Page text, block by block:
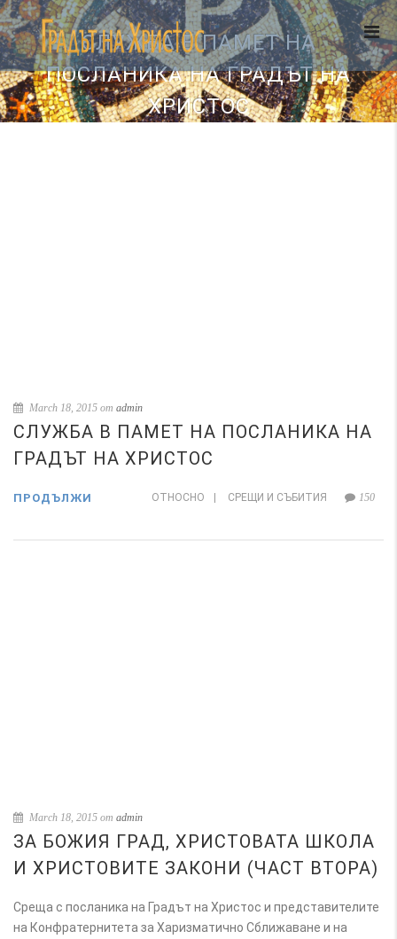
СЛУЖБА В ПАМЕТ НА
ПОСЛАНИКА НА ГРАДЪТ НА
ХРИСТОС
March 18, 2015 от admin
СЛУЖБА В ПАМЕТ НА ПОСЛАНИКА НА
ГРАДЪТ НА ХРИСТОС
ОТНОСНО СРЕЩИ И СЪБИТИЯ 150
ПРОДЪЛЖИ
March 18, 2015 от admin
ЗА БОЖИЯ ГРАД, ХРИСТОВАТА ШКОЛА
И ХРИСТОВИТЕ ЗАКОНИ (ЧАСТ ВТОРА)
Среща с посланика на Градът на Христос и представителите
на Конфратернитета за Харизматично Сближаване и на